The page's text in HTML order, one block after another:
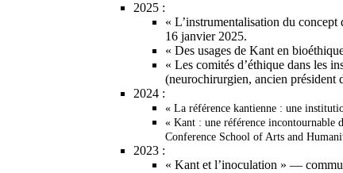
2025 :
« L’instrumentalisation du
16 janvier 2025.
« Des usages de Kant en
« Les comités d’éthique dans les
(neurochirurgien, ancien
2024 :
« La référence kantienne : une
« Kant : une référence incontournable
Conference School of Arts and
2023 :
« Kant et l’inoculation » —